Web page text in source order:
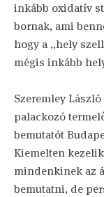
inkább oxidatív
bornak, ami
hogy a „hely
mégis inkább
Szeremley
palackozó
bemutatót
Kiemelten
mindenkinek az
bemutatni, de